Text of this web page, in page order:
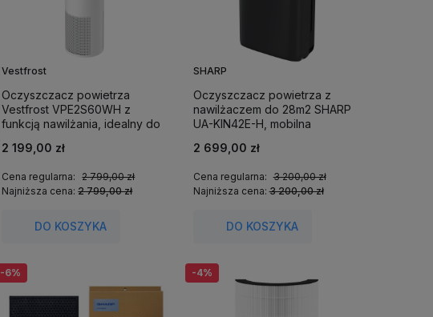
Vestfrost
Oczyszczacz powietrza
Vestfrost VPE2S60WH z
funkcją nawilżania, idealny do
2 199,00 zł
Cena regularna:
2 799,00 zł
Najniższa cena:2 799,00 zł
DO KOSZYKA
SHARP
Oczyszczacz powietrza z
nawilżaczem do 28m2 SHARP
UA-KIN42E-H, mobilna
Charcoal Gray.
2 699,00 zł
Cena regularna: 3 200,00 zł
Najniższa cena:3 200,00 zł
DO KOSZYKA
-6% -4%